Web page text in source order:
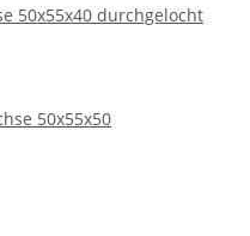
50x55x40 durchgelocht